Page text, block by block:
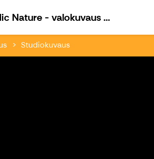
- valokuvaus ja retkeily
Studiokuvaus